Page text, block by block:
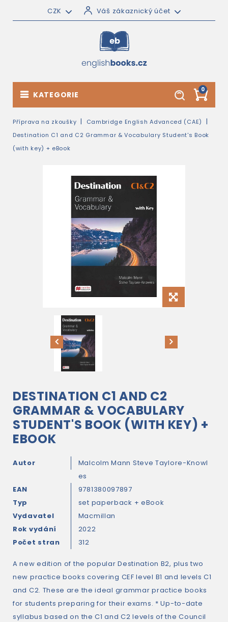
CZK Váš zákaznický účet
0
KATEGORIE
Příprava na zkoušky
Cambridge English Advanced (CAE)
Destination C1 and C2 Grammar & Vocabulary Student's Book
(with key) + eBook
DESTINATION C1 AND C2
GRAMMAR & VOCABULARY
STUDENT'S BOOK (WITH KEY) +
EBOOK
Autor Malcolm Mann Steve Taylore-Knowl
es
EAN
9781380097897
Typ
set paperback + eBook
Vydavatel
Macmillan
Rok vydání
2022
Počet stran
312
A new edition of the popular Destination B2, plus two
new practice books covering CEF level B1 and levels C1
and C2. These are the ideal grammar practice books
for students preparing for their exams. * Up-to-date
syllabus based on the C1 and C2 levels of the Council